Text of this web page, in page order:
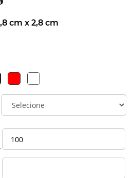
cm x 2,8 cm